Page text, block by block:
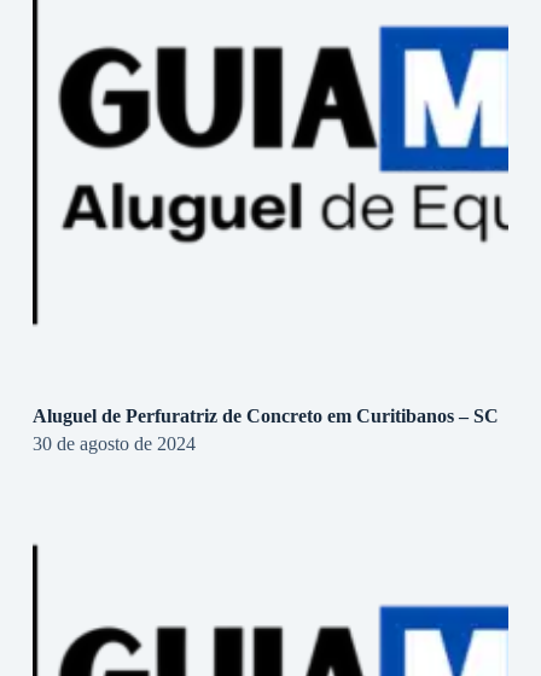
Aluguel de Perfuratriz de Concreto em Curitibanos – SC
30 de agosto de 2024